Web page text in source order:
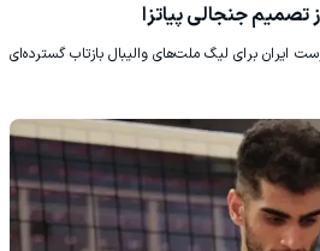
جنجالی پیاتزا
ایران برای لیگ ملت‌های والیبال بازتاب گسترده‌ای